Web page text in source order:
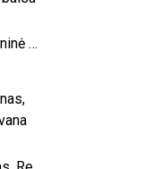
Reguliuojama pilkos spalvos lininė kaukė, šikšnosparnio žmogaus baisu miegančių akių kaukė